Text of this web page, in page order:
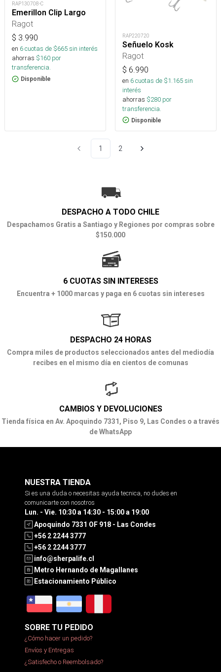
RAP130708-C
Emerillon Clip Largo
Ragot
$ 3.990
en 6cuotas de $665sin interés
ahorras $160 por
transferencia.
Disponible
RAP220720
Señuelo Kosk
Ragot
$ 6.990
en 6cuotas de $1.165sin
interés
ahorras $280 por
transferencia.
Disponible
1 2
DESPACHO A TODO CHILE
Despachamos Gratis a Santiago y Regiones por compras sobre
$150.000
6 CUOTAS SIN INTERESES
Encuentra + 1000 marcas y paga en 6 cuotas sin intereses
DESPACHO 24 HORAS
Compra miles de productos seleccionados antes del mediodía
recibes en el mismo día en cientos de comunas
CAMBIOS Y DEVOLUCIONES
Tienda física en Av. Apoquindo 7331, Piso 9, Las Condes o a través
de WhatsApp
NUESTRA TIENDA
Si es una duda o necesitas ayuda tecnica, no dudes en
comunicarte con nosotros
Lun. - Vie. 10:30 a 14:30 - 15:00 a 19:00
Apoquindo 7331 OF 918 - Las Condes
+56 2 2244 3777
+56 2 2244 3777
info@sherpalife.cl
Metro Hernando de Magallanes
Estacionamiento Público
SOBRE TU PEDIDO
¿Cómo hacer un pedido?
Envíos y Entregas
¿Satisfecho o Reembolsado?